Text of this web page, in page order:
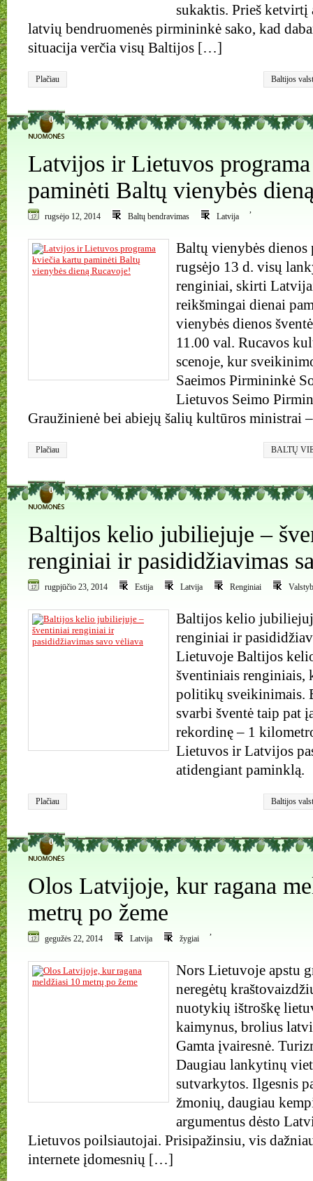
sukaktis. Prieš ketvirtį
latvių bendruomenės pirmininkė sako, kad
situacija verčia visų Baltijos […]
Plačiau Baltijos
0
Latvijos ir Lietuvos
paminėti Baltų vienybės
rugsėjo 12, 2014 Baltų bendravimas
,
Latvija
Baltų vienybės dienos
rugsėjo 13 d. visų
renginiai, skirti
reikšmingai dienai
vienybės dienos
11.00 val. Rucavos
scenoje, kur
Saeimos Pirmininkė
Lietuvos Seimo
Graužinienė bei abiejų šalių kultūros
Plačiau BALTŲ
0
Baltijos kelio jubiliejuje –
renginiai ir pasididžiavimas
rugpjūčio 23, 2014 Estija Latvija Renginiai
Baltijos kelio
renginiai ir
Lietuvoje Baltijos
šventiniais renginiais,
politikų sveikinimais.
svarbi šventė taip pat
rekordinę – 1
Lietuvos ir Latvijos
atidengiant paminklą.
Plačiau
Baltijos
0
Olos Latvijoje, kur ragana
metrų po žeme
gegužės 22, 2014 Latvija
,
žygiai
Nors Lietuvoje apstu
neregėtų
nuotykių ištroškę
kaimynus, brolius
Gamta įvairesnė.
Daugiau lankytinų
sutvarkytos. Ilgesnis
žmonių, daugiau
argumentus dėsto
Lietuvos poilsiautojai. Prisipažinsiu, vis
internete įdomesnių […]